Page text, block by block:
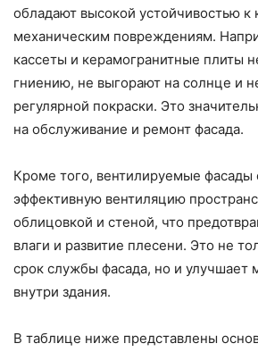
обладают высокой устойчивостью к
механическим повреждениям.
кассеты и керамогранитные плиты
гниению, не выгорают на солнце и
регулярной покраски. Это
на обслуживание и ремонт фасада.
Кроме того, вентилируемые фасады
эффективную вентиляцию
облицовкой и стеной, что
влаги и развитие плесени. Это не
срок службы фасада, но и улучшает
внутри здания.
В таблице ниже представлены